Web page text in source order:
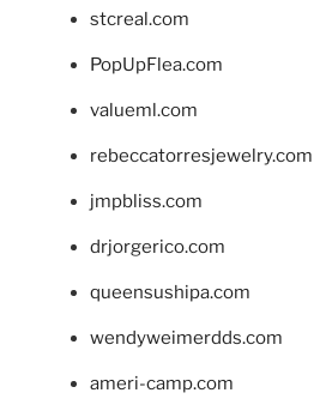
stcreal.com
PopUpFlea.com
valueml.com
rebeccatorresjewelry.com
jmpbliss.com
drjorgerico.com
queensushipa.com
wendyweimerdds.com
ameri-camp.com